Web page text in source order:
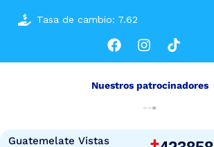
Tasa de cambio: 7.62
Guatemelate Vistas
Nuestros patrocinadores